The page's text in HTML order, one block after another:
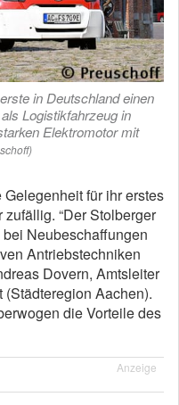
in Deutschland einen
Logistikfahrzeug in
Elektromotor mit
für ihr erstes
“Der Stolberger
Neubeschaffungen
Antriebstechniken
Dovern, Amtsleiter
Aachen).
die Vorteile des
Anzeige